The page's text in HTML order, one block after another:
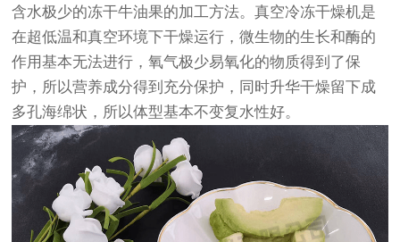
含水极少的冻干牛油果的加工方法。真空冷冻干燥机是
在超低温和真空环境下干燥运行，微生物的生长和酶的
作用基本无法进行，氧气极少易氧化的物质得到了保
护，所以营养成分得到充分保护，同时升华干燥留下成
多孔海绵状，所以体型基本不变复水性好。